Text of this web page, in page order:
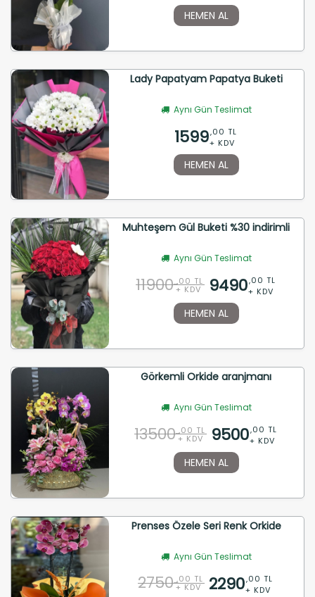
HEMEN AL
Lady Papatyam Papatya Buketi
Aynı Gün Teslimat
1599,00 TL
+ KDV
HEMEN AL
Muhteşem Gül Buketi %30 indirimli
Aynı Gün Teslimat
11900 ,00 TL
+ KDV 9490,00 TL
+ KDV
HEMEN AL
Görkemli Orkide aranjmanı
Aynı Gün Teslimat
13500 ,00 TL
+ KDV 9500,00 TL
+ KDV
HEMEN AL
Prenses Özele Seri Renk Orkide
Aynı Gün Teslimat
2750 ,00 TL
+ KDV 2290,00 TL
+ KDV